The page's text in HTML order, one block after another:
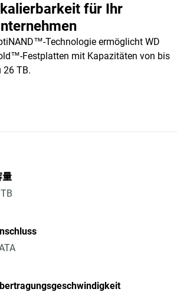
für Ihr
Technologie ermöglicht WD
Festplatten mit Kapazitäten von bis
26 TB.
量